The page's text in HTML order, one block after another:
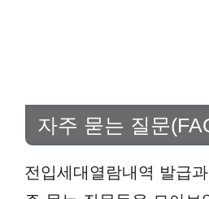
자주 묻는 질문
전입세대열람내역 발급